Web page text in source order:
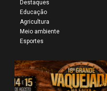
Destaques
Educação
Agricultura
Meio ambiente
Esportes